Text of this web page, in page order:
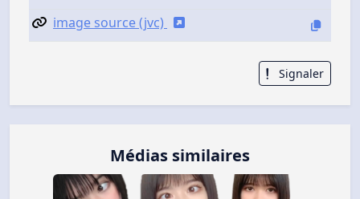
image source (jvc)
Signaler
Médias similaires